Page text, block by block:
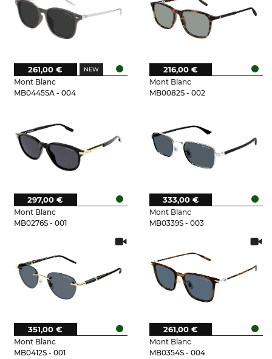
Mont Blanc
MB0445SA - 004
261,00 €
Mont Blanc
MB0082S - 002
216,00 €
Mont Blanc
MB0276S - 001
297,00 €
Mont Blanc
MB0339S - 003
333,00 €
Mont Blanc
MB0412S - 001
351,00 €
Mont Blanc
MB0354S - 004
261,00 €